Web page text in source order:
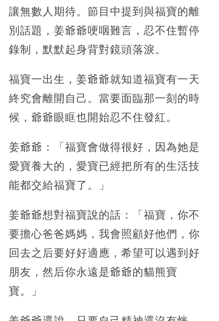
讓無數人期待。節目中提到與福寶的離
別話題，姜爺爺哽咽難言，忍不住暫停
錄制，默默起身背對鏡頭落淚。
福寶一出生，姜爺爺就知道福寶有一天
終究會離開自己。當要面臨那一刻的時
候，爺爺眼眶也開始忍不住發紅。
姜爺爺：「福寶會做得很好，因為她是
愛寶養大的，愛寶已經把所有的生活技
能都交給福寶了。」
姜爺爺想對福寶說的話：「福寶，你不
要擔心爸爸媽媽，我會照顧好他們，你
回去之后要好好適應，希望可以遇到好
朋友，然后你永遠是爺爺的貓熊寶
寶。」